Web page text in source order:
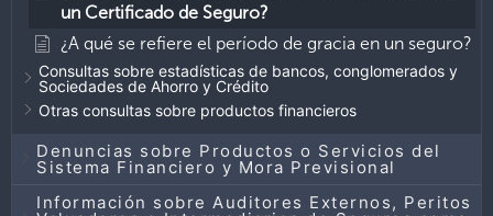
un Certificado de Seguro?
¿A qué se refiere el período de gracia en un seguro?
Consultas sobre estadísticas de bancos, conglomerados y
Sociedades de Ahorro y Crédito
Otras consultas sobre productos financieros
Denuncias sobre Productos o Servicios del
Sistema Financiero y Mora Previsional
Información sobre Auditores Externos, Peritos